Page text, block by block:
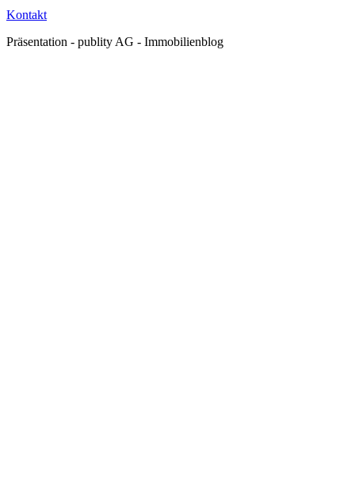
Kontakt
Präsentation - publity AG - Immobilienblog